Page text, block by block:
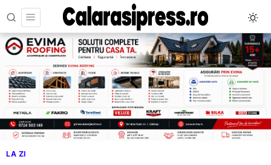
LA ZI